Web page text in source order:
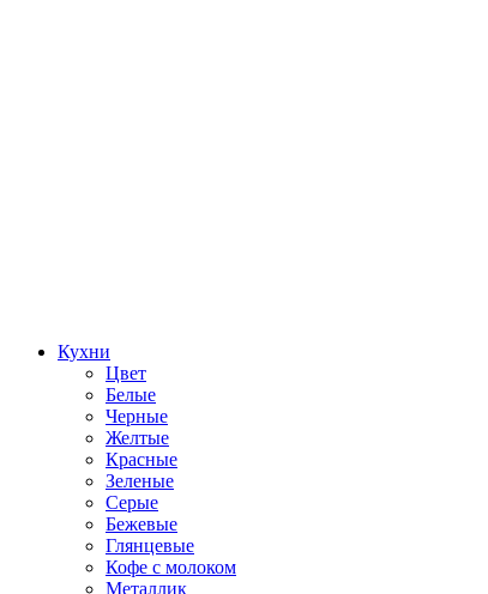
Кухни
Цвет
Белые
Черные
Желтые
Красные
Зеленые
Серые
Бежевые
Глянцевые
Кофе с молоком
Металлик